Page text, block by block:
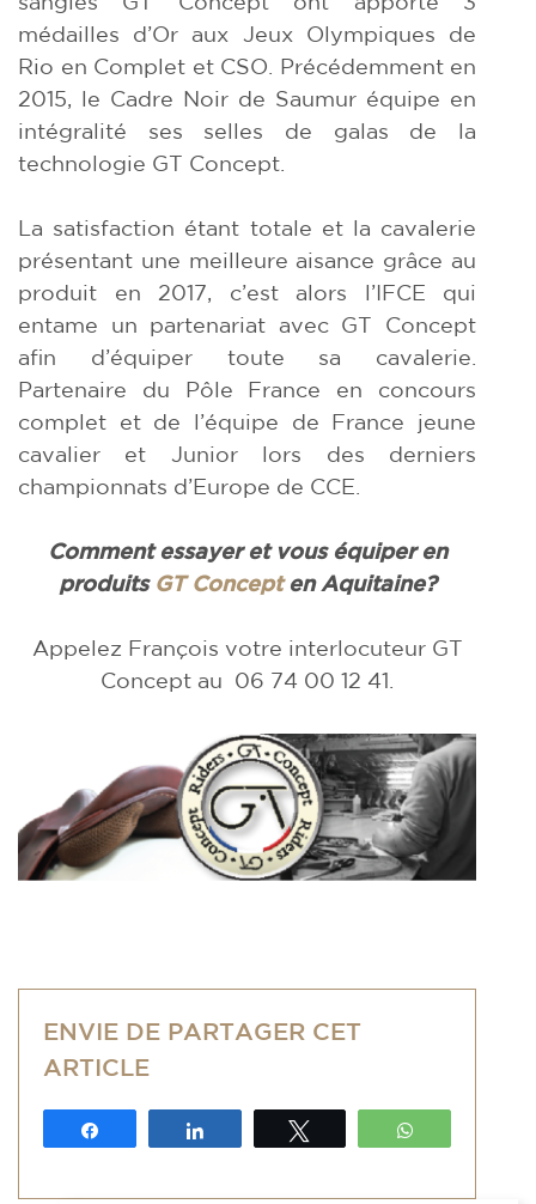
médailles d’Or aux Jeux Olympiques de
Rio en Complet et CSO. Précédemment en
2015, le Cadre Noir de Saumur équipe en
intégralité ses selles de galas de la
technologie GT Concept.
La satisfaction étant totale et la cavalerie
présentant une meilleure aisance grâce au
produit en 2017, c’est alors l’IFCE qui
entame un partenariat avec GT Concept
afin d’équiper toute sa cavalerie.
Partenaire du Pôle France en concours
complet et de l’équipe de France jeune
cavalier et Junior lors des derniers
championnats d’Europe de CCE.
Comment essayer et vous équiper en
produits GT Concepten Aquitaine?
Appelez François votre interlocuteur GT
Concept au 06 74 00 12 41.
ENVIE DE PARTAGER CET
ARTICLE